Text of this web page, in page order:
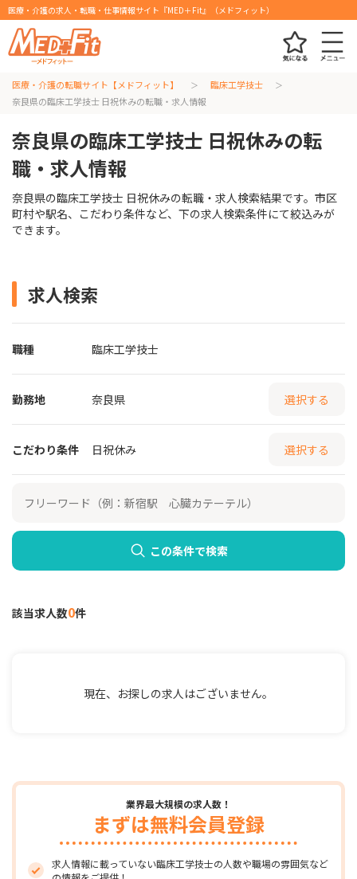
医療・介護の求人・転職・仕事情報サイト『MED＋Fit』（メドフィット）
医療・介護の転職サイト【メドフィット】
臨床工学技士
奈良県の臨床工学技士 日祝休みの転職・求人情報
奈良県の臨床工学技士 日祝休みの転
職・求人情報
奈良県の臨床工学技士 日祝休みの転職・求人検索結果です。市区
町村や駅名、こだわり条件など、下の求人検索条件にて絞込みが
できます。
求人検索
職種 臨床工学技士
勤務地 奈良県 選択する
こだわり条件 日祝休み 選択する
この条件で検索
該当求人数0件
現在、お探しの求人はございません。
業界最大規模の求人数！
まずは無料会員登録
求人情報に載っていない臨床工学技士の人数や職場の雰囲気など